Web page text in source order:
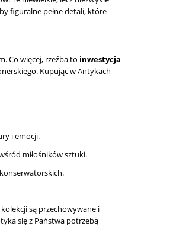
figuralne pełne detali, które
Co więcej, rzeźba to inwestycja
Kupując w Antykach
i emocji.
miłośników sztuki.
są przechowywane i
się z Państwa potrzebą